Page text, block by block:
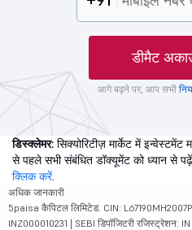
डीमैट
आगे बढ़ने पर, आप सभी
डिस्क्लेमर: सिक्योरिटीज़ मार्केट में
से पहले सभी संबंधित डॉक्यूमेंट को ध्यान से
क्लिक करें.
अधिक जानकारी
5paisa कैपिटल लिमिटेड. CIN:
INZ000010231 | SEBI डिपॉजिटरी रजिस्ट्रेशन: